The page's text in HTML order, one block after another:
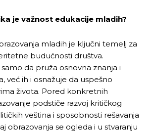
je važnost edukacije mladih?
mladih je ključni temelj za
budućnosti društva.
da pruža osnovna znanja i
već ih i osnažuje da uspešno
života. Pored konkretnih
podstiče razvoj kritičkog
veština i sposobnosti rešavanja
obrazovanja se ogleda i u stvaranju